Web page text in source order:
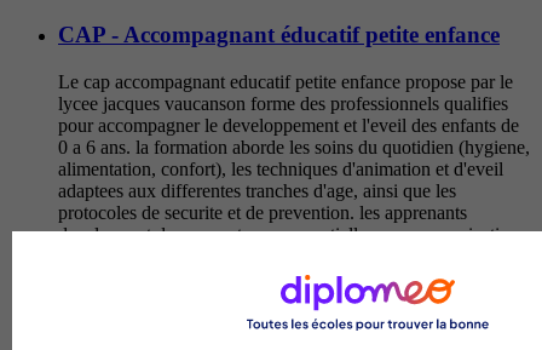
CAP - Accompagnant éducatif petite enfance
Le cap accompagnant educatif petite enfance propose par le
lycee jacques vaucanson forme des professionnels qualifies
pour accompagner le developpement et l'eveil des enfants de
0 a 6 ans. la formation aborde les soins du quotidien (hygiene,
alimentation, confort), les techniques d'animation et d'eveil
adaptees aux differentes tranches d'age, ainsi que les
protocoles de securite et de prevention. les apprenants
developpent des competences essentielles en communication
educatives et ludiques, et en collaboration au sein d'equipes
pluridisciplinaires. ce diplome ouvre la voie aux metiers
d'agent de creche, d'assistant maternel, d'animateur en accueil